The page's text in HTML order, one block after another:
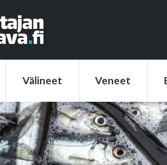
Välineet Veneet
Välineet